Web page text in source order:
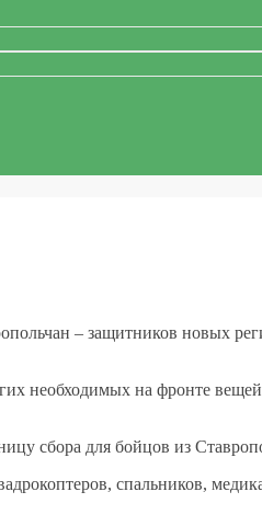
– защитников новых
необходимых на фронте
сбора для бойцов из
спальников,